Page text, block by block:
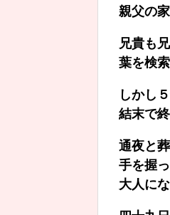
親父の
兄貴も
葉を検
しかし
結末で
通夜と
手を握
大人に